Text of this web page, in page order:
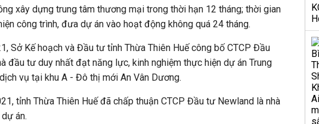
xây dựng trung tâm thương mại trong thời hạn 12 tháng; thời gian
công trình, đưa dự án vào hoạt động không quá 24 tháng.
Sở Kế hoạch và Đầu tư tỉnh Thừa Thiên Huế công bố CTCP Đầu
đầu tư duy nhất đạt năng lực, kinh nghiệm thực hiện dự án Trung
vụ tại khu A - Đô thị mới An Vân Dương.
tỉnh Thừa Thiên Huế đã chấp thuận CTCP Đầu tư Newland là nhà
án.